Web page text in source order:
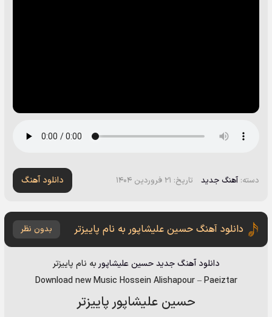
دسته: آهنگ جدید تاریخ: ۲۱ فروردین ۱۴۰۴ دانلود آهنگ
دانلود آهنگ حسین علیشاپور به نام پاییزتر بدون نظر
دانلود آهنگ جدید حسین علیشاپور به نام پاییزتر
Download new Music Hossein Alishapour–Paeiztar
حسین علیشاپور پاییزتر